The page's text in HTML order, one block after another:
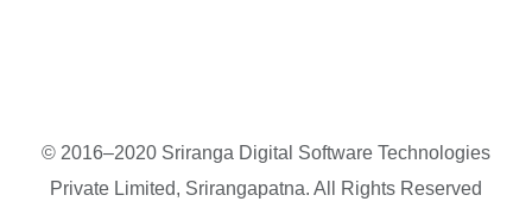
© 2016–2020 Sriranga Digital Software Technologies
Private Limited, Srirangapatna. All Rights Reserved